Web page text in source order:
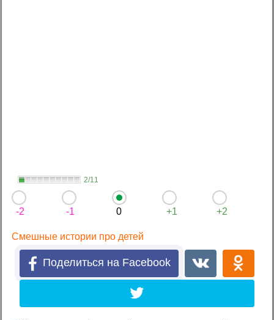
2/11
-2 -1 0 +1 +2
Смешные истории про детей
Поделиться на Facebook